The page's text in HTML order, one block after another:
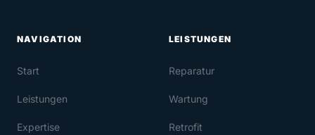
NAVIGATION
Start
Leistungen
Expertise
LEISTUNGEN
Reparatur
Wartung
Retrofit